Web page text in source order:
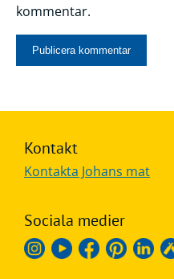
kommentar.
Kontakt
Kontakta Johans mat
Sociala medier